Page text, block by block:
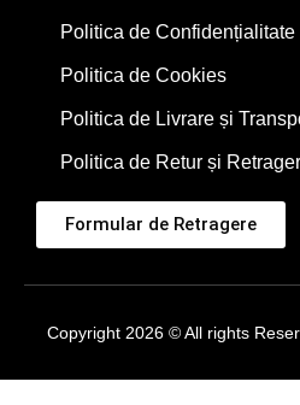
Politica de Confidențialitate
Politica de Cookies
Politica de Livrare și
Politica de Retur și
Formular de Retragere
Copyright 2026 © All rights